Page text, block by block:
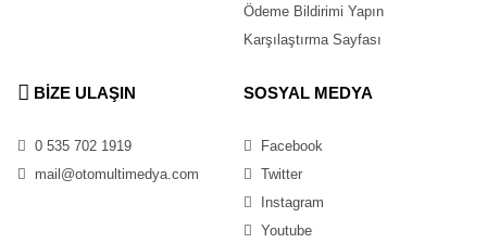
Ödeme Bildirimi Yapın
Karşılaştırma Sayfası
BİZE ULAŞIN
0 535 702 1919
mail@otomultimedya.com
SOSYAL MEDYA
Facebook
Twitter
Instagram
Youtube